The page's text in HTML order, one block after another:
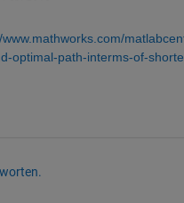
www.mathworks.com/
optimal-path-interms-of-